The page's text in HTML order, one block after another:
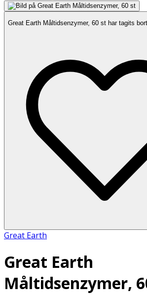
Great Earth Måltidsenzymer, 60 st har tagits
Great Earth
Great Earth
Måltidsenzymer,